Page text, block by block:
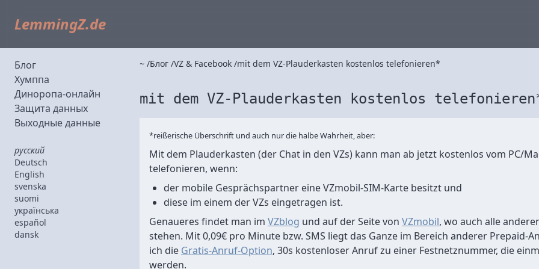
LemmingZ.de
Блог
Хумппа
Диноропа-онлайн
Защита данных
Выходные данные
русский
Deutsch
English
svenska
suomi
українська
español
dansk
~ Блог VZ & Facebook mit dem VZ-Plauderkasten kostenlos telefonieren*
mit dem VZ-Plauderkasten kostenlos
*reißerische Überschrift und auch nur die halbe Wahrheit, aber:
Mit dem Plauderkasten (der Chat in den VZs) kann man ab jetzt kostenlos vom PC/
telefonieren, wenn:
der mobile Gesprächspartner eine VZmobil-SIM-Karte besitzt und
diese im einem der VZs eingetragen ist.
Genaueres findet man im VZblog und auf der Seite von VZmobil, wo auch alle
stehen. Mit 0,09€ pro Minute bzw. SMS liegt das Ganze im Bereich anderer Prepaid-
ich die Gratis-Anruf-Option, 30s kostenloser Anruf zu einer Festnetznummer, die
werden.